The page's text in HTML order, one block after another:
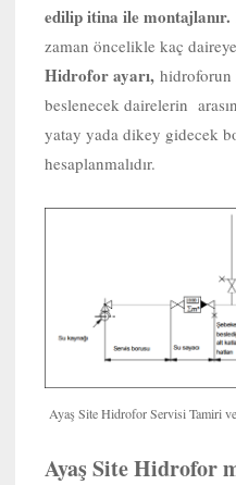
edilip itina ile montajlanır.
zaman öncelikle kaç
Hidrofor ayarı, hidroforun
beslenecek dairelerin
yatay yada dikey gidecek
hesaplanmalıdır.
Ayaş Site Hidrofor Servisi Tamiri ve
Ayaş Site Hidrofor